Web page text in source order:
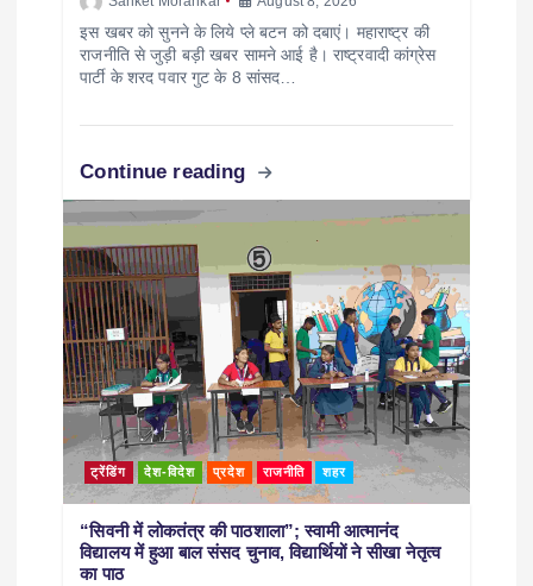
इस खबर को सुनने के लिये प्ले बटन को दबाएं। महाराष्ट्र की
राजनीति से जुड़ी बड़ी खबर सामने आई है। राष्ट्रवादी कांग्रेस
पार्टी के शरद पवार गुट के 8 सांसद…
Continue reading
ट्रेंडिंग देश-विदेश प्रदेश राजनीति शहर
“सिवनी में लोकतंत्र की पाठशाला”; स्वामी आत्मानंद
विद्यालय में हुआ बाल संसद चुनाव, विद्यार्थियों ने सीखा नेतृत्व
का पाठ